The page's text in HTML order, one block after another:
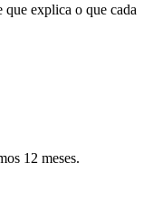
que explica o que cada
12 meses.